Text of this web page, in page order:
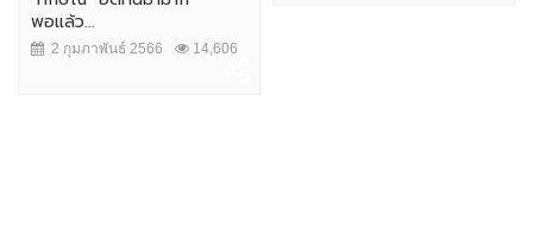
พอแล้ว...
2 กุมภาพันธ์ 2566 14,606